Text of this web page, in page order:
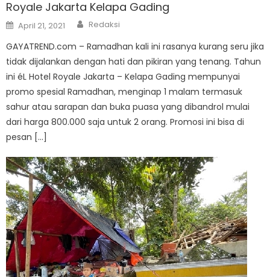
Royale Jakarta Kelapa Gading
Posted
on
April 21, 2021 Author
Redaksi
GAYATREND.com – Ramadhan kali ini rasanya kurang seru jika
tidak dijalankan dengan hati dan pikiran yang tenang. Tahun
ini éL Hotel Royale Jakarta – Kelapa Gading mempunyai
promo spesial Ramadhan, menginap 1 malam termasuk
sahur atau sarapan dan buka puasa yang dibandrol mulai
dari harga 800.000 saja untuk 2 orang. Promosi ini bisa di
pesan […]